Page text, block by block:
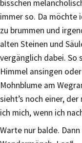
bisschen
immer so. Da möchte
zu brummen und
alten Steinen und
vergänglich dabei. So
Himmel ansingen
Mohnblume am
sieht’s noch einer,
ich mich, wenn ich
Warte nur balde.